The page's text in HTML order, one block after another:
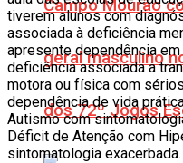
Campo Mourão
geral masculino
dos 72º Jogos
tiverem alunos com
associada à deficiência
apresente dependência
deficiência associada a
motora ou física com
dependência de vida
Autismo com
Déficit de Atenção com
sintomatologia exacerbada.